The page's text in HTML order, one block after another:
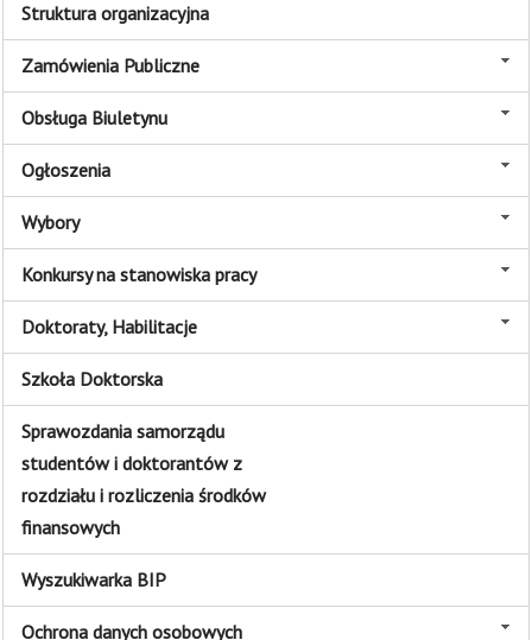
Struktura organizacyjna
Zamówienia Publiczne
Obsługa Biuletynu
Ogłoszenia
Wybory
Konkursy na stanowiska pracy
Doktoraty, Habilitacje
Szkoła Doktorska
Sprawozdania samorządu
studentów i doktorantów z
rozdziału i rozliczenia środków
finansowych
Wyszukiwarka BIP
Ochrona danych osobowych